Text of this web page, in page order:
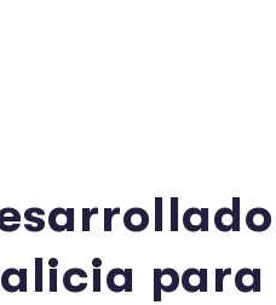
sarrollado
alicia para